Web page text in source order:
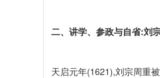
二、讲学、参政与自省:刘
天启元年(1621),刘宗周重